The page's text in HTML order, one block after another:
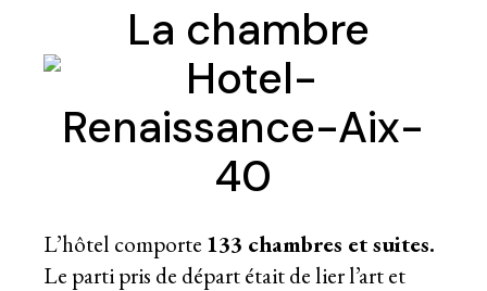
La chambre
L’hôtel comporte 133 chambres et suites.
Le parti pris de départ était de lier l’art et